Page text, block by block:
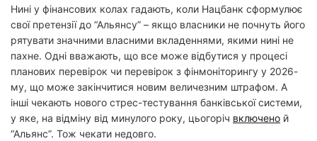
Нині у фінансових колах гадають, коли Нацбанк сформулює
свої претензії до “Альянсу” – якщо власники не почнуть його
рятувати значними власними вкладеннями, якими нині не
пахне. Одні вважають, що все може відбутися у процесі
планових перевірок чи перевірок з фінмоніторингу у 2026-
му, що може закінчитися новим величезним штрафом. А
інші чекають нового стрес-тестування банківської системи,
у яке, на відміну від минулого року, цьогоріч включено й
“Альянс”. Тож чекати недовго.